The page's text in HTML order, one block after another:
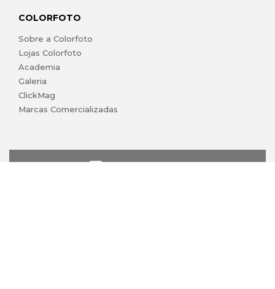
COLORFOTO
Sobre a Colorfoto
Lojas Colorfoto
Academia
Galeria
ClickMag
Marcas Comercializadas